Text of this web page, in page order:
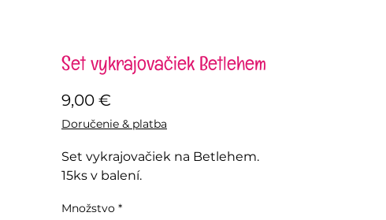
Set vykrajovačiek Betlehem
9,00 €
Doručenie & platba
Set vykrajovačiek na Betlehem.
15ks v balení.
Množstvo *